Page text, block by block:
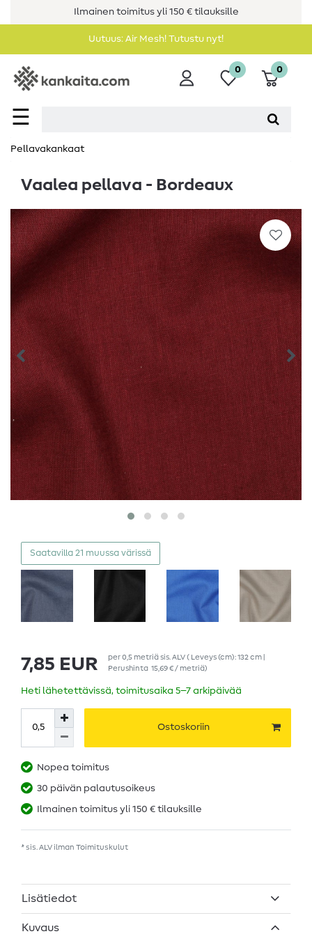
Ilmainen toimitus yli 150 € tilauksille
Uutuus: Air Mesh! Tutustu nyt!
☰
0 0
Pellavakankaat
Vaalea pellava - Bordeaux
Saatavilla 21 muussa värissä
7,85 EUR per0,5 metriäsis. ALV( Leveys (cm): 132 cm |
Perushinta 15,69 € / metriä)
Heti lähetettävissä, toimitusaika 5–7 arkipäivää
Ostoskoriin
Nopea toimitus
30 päivän palautusoikeus
Ilmainen toimitus yli 150 € tilauksille
* sis. ALV ilman Toimituskulut
Lisätiedot
Kuvaus